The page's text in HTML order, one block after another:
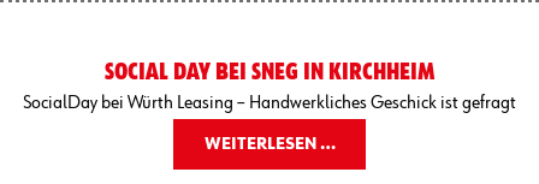
SOCIAL DAY BEI SNEG IN KIRCHHEIM
SocialDay bei Würth Leasing – Handwerkliches Geschick ist gefragt
WEITERLESEN …